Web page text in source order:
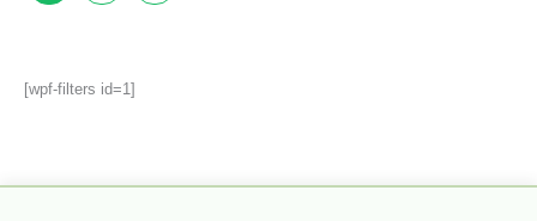
[wpf-filters id=1]